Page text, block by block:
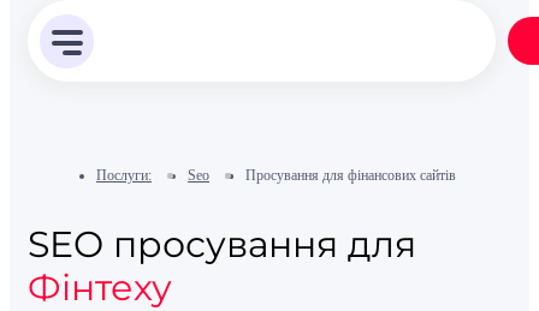
Послуги: Seo Просування для фінансових сайтів
SEO просування для
Фінтеху